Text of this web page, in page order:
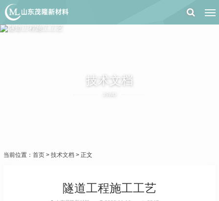
技术文档
JSWD
当前位置： 首页 > 技术文档 > 正文
隧道工程施工工艺